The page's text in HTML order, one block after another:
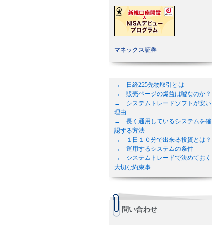
マネックス証券
→ 日経225先物取引とは
→ 販売ページの爆益は嘘なのか？
→ システムトレードソフトが安い
理由
→ 長く通用しているシステムを確
認する方法
→ １日１０分で出来る投資とは？
→ 運用するシステムの条件
→ システムトレードで決めておく
大切な約束事
問い合わせ